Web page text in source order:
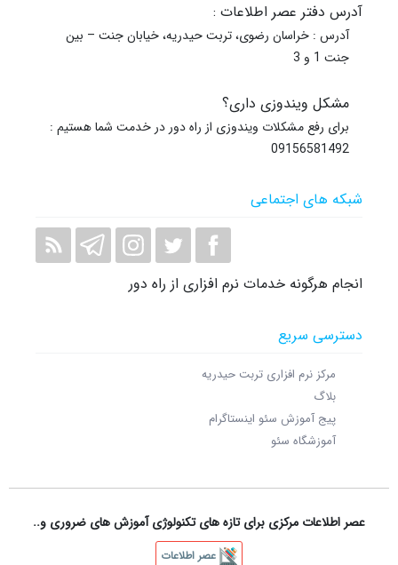
آدرس دفتر عصر اطلاعات :
آدرس : خراسان رضوی، تربت حیدریه، خیابان جنت – بین
جنت 1 و 3
مشکل ویندوزی داری؟
برای رفع مشکلات ویندوزی از راه دور در خدمت شما هستیم :
09156581492
شبکه های اجتماعی
انجام هرگونه خدمات نرم افزاری از راه دور
دسترسی سریع
مرکز نرم افزاری تربت حیدریه
بلاگ
پیج آموزش سئو اینستاگرام
آموزشگاه سئو
عصر اطلاعات مرکزی برای تازه های تکنولوژی آموزش های ضروری و..
عصر اطلاعات